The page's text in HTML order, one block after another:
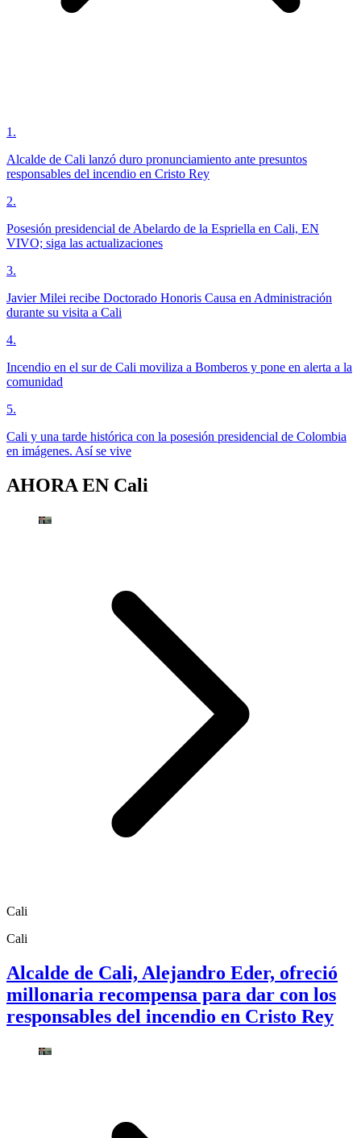
1 .
Alcalde de Cali lanzó duro pronunciamiento ante presuntos
responsables del incendio en Cristo Rey
2.
Posesión presidencial de Abelardo de la Espriella en Cali, EN
VIVO; siga las actualizaciones
3.
Javier Milei recibe Doctorado Honoris Causa en Administración
durante su visita a Cali
4.
Incendio en el sur de Cali moviliza a Bomberos y pone en alerta a la
comunidad
5.
Cali y una tarde histórica con la posesión presidencial de Colombia
en imágenes. Así se vive
AHORA EN Cali
Cali
Cali
Alcalde de Cali, Alejandro Eder, ofreció
millonaria recompensa para dar con los
responsables del incendio en Cristo Rey